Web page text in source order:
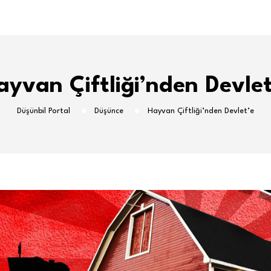
Çiftliği’nden
Düşünbil Portal Düşünce Hayvan Çiftliği’nden Devlet’e